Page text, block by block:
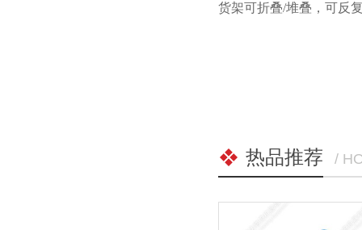
货架可折叠/堆叠，可反
热品推荐 /